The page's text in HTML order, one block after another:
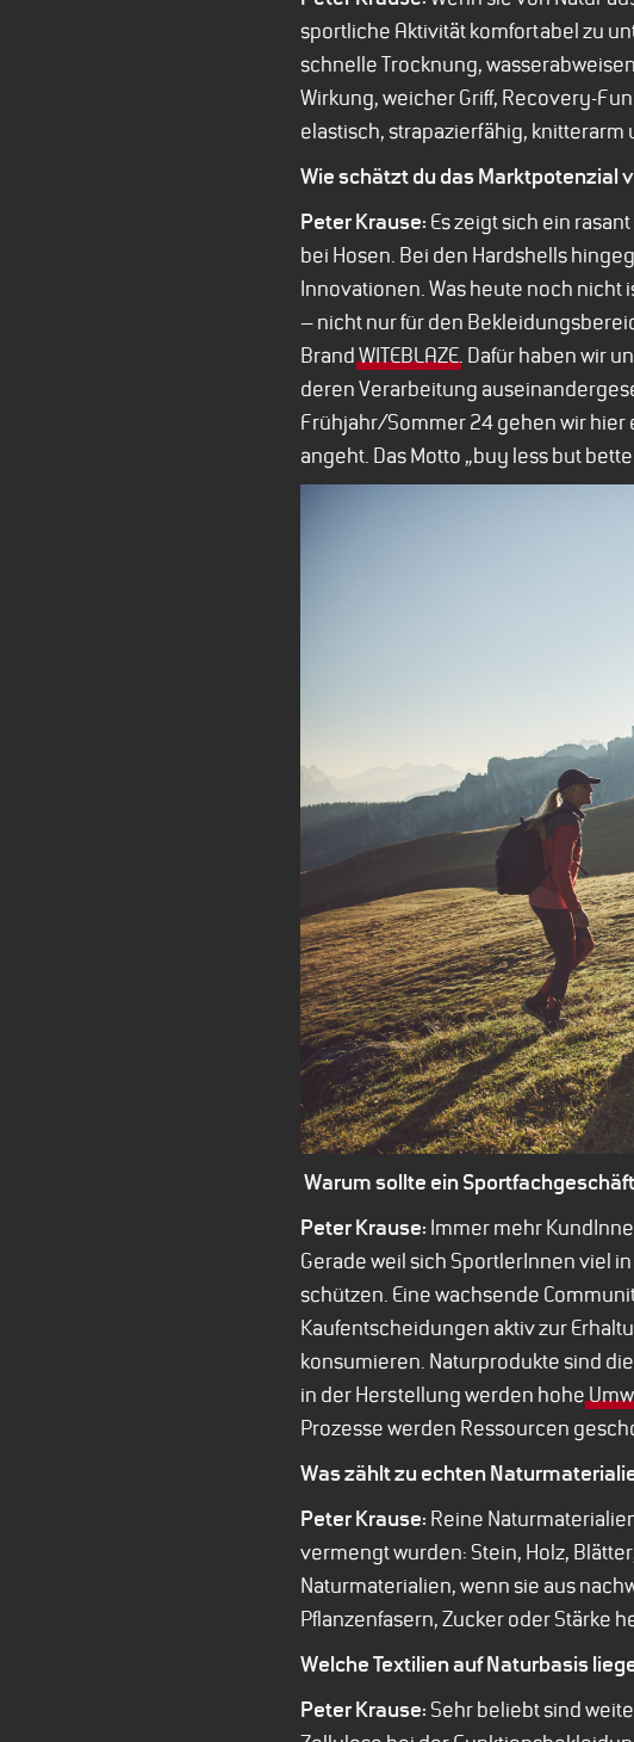
sportliche Aktivität komfortabel zu
schnelle Trocknung,
Wirkung, weicher Griff, Recovery-
elastisch, strapazierfähig, knitterarm
Wie schätzt du das Marktpotenzial
Peter Krause: Es zeigt sich ein
bei Hosen. Bei den Hardshells
Innovationen. Was heute noch nicht
– nicht nur für den
BrandWITEBLAZE. Dafür haben wir
deren Verarbeitung
Frühjahr/Sommer 24 gehen wir hier
angeht. Das Motto „buy less but
Warum sollte ein
Peter Krause: Immer mehr
Gerade weil sich SportlerInnen viel
schützen. Eine wachsende
Kaufentscheidungen aktiv zur
konsumieren. Naturprodukte sind
in der Herstellung werden hohe
Prozesse werden Ressourcen
Was zählt zu echten
Peter Krause: Reine
vermengt wurden: Stein, Holz,
Naturmaterialien, wenn sie aus
Pflanzenfasern, Zucker oder Stärke
Welche Textilien auf Naturbasis
Peter Krause: Sehr beliebt sind